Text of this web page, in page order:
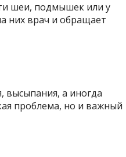
шеи, подмышек или у
них врач и обращает
высыпания, а иногда
проблема, но и важный